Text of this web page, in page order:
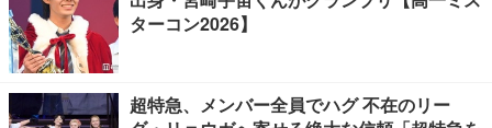
ターコン2026】
超特急、メンバー全員でハグ 不在のリー